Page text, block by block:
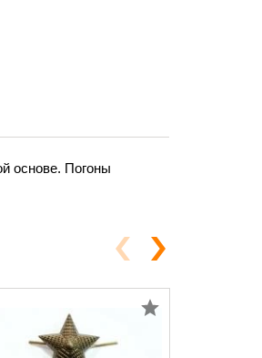
основе. Погоны